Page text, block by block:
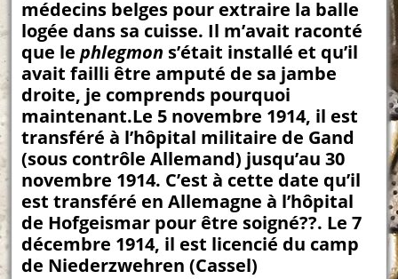
médecins belges pour extraire la balle
logée dans sa cuisse. Il m’avait raconté
que lephlegmon s’était installé et qu’il
avait failli être amputé de sa jambe
droite, je comprends pourquoi
maintenant.Le 5 novembre 1914, il est
transféré à l’hôpital militaire de Gand
(sous contrôle Allemand) jusqu’au 30
novembre 1914. C’est à cette date qu’il
est transféré en Allemagne à l’hôpital
de Hofgeismar pour être soigné??. Le 7
décembre 1914, il est licencié du camp
de Niederzwehren (Cassel)